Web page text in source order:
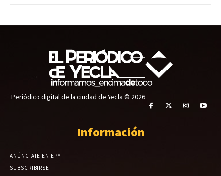
Periódico digital de la ciudad de Yecla © 2026
Información
ANÚNCIATE EN EPY
SUBSCRIBIRSE